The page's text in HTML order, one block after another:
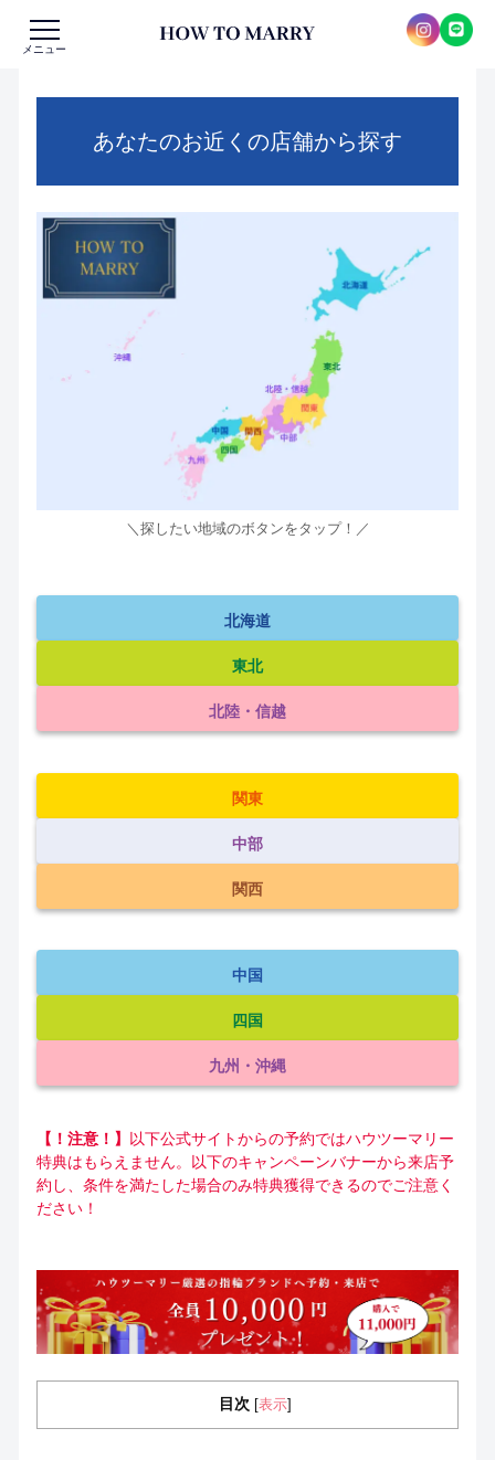
メニュー
あなたのお近くの店舗から探す
＼探したい地域のボタンをタップ！／
北海道
東北
北陸・信越
関東
中部
関西
中国
四国
九州・沖縄
【！注意！】 以下公式サイトからの予約ではハウツーマリー
特典はもらえません。以下のキャンペーンバナーから来店予
約し、条件を満たした場合のみ特典獲得できるのでご注意く
ださい！
目次 表示